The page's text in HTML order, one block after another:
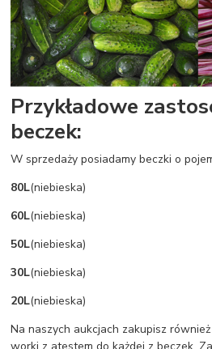
Przykładowe
beczek:
W sprzedaży posiadamy beczki o
80L(niebieska)
60L(niebieska)
50L(niebieska)
30L(niebieska)
20L(niebieska)
Na naszych aukcjach zakupisz